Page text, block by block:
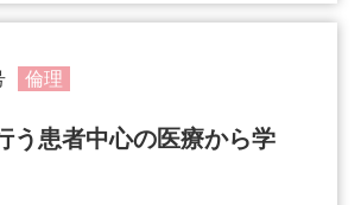
倫理
う患者中心の医療から学